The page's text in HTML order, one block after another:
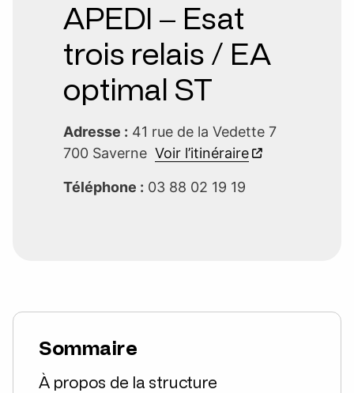
APEDI – Esat
trois relais / EA
optimal ST
Adresse : 41 rue de la Vedette 7
700 Saverne Voir l’itinéraire
Téléphone : 03 88 02 19 19
Sommaire
À propos de la structure